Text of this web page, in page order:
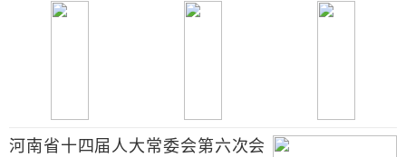
河南省十四届人大常委会第六次会